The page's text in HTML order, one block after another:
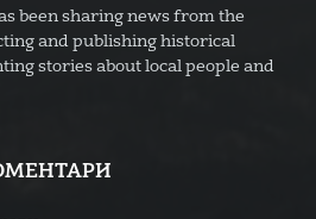
been sharing news from the
and publishing historical
stories about local people and